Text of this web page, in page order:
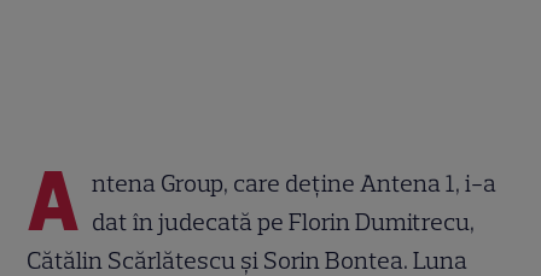
A ntena Group, care deţine Antena 1, i-a
dat în judecată pe Florin Dumitrecu,
Cătălin Scărlătescu şi Sorin Bontea. Luna